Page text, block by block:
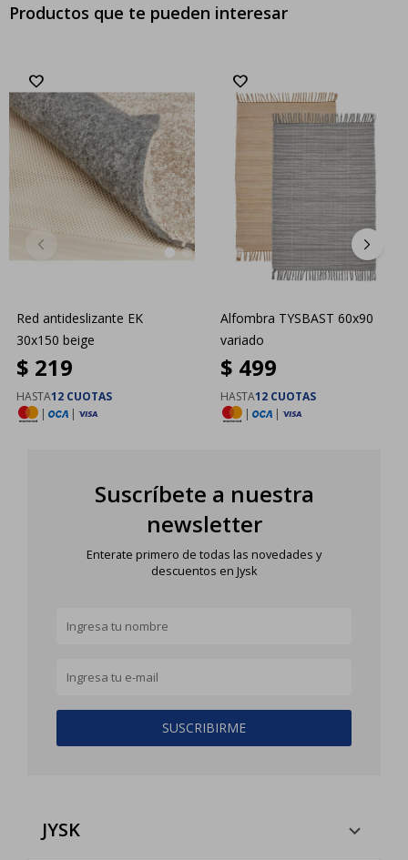
Productos que te pueden interesar
Red antideslizante EK
30x150 beige
$ 219
HASTA12 CUOTAS
|
|
Alfombra TYSBAST 60x90
variado
$ 499
HASTA12 CUOTAS
|
|
Suscríbete a nuestra
newsletter
Enterate primero de todas las novedades y
descuentos en Jysk
SUSCRIBIRME
JYSK